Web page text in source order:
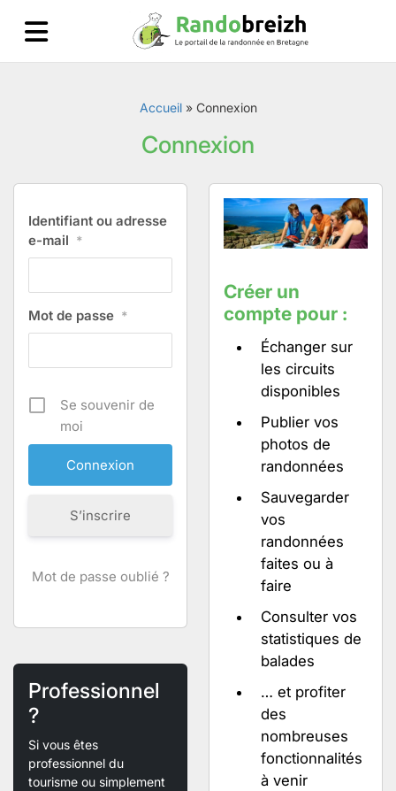
Accueil» Connexion
Connexion
Identifiant ou adresse
e-mail *
Mot de passe *
Se souvenir de
moi
S’inscrire
Mot de passe oublié ?
Professionnel
?
Si vous êtes
professionnel du
tourisme ou simplement
Créer un
compte pour :
Échanger sur
les circuits
disponibles
Publier vos
photos de
randonnées
Sauvegarder
vos
randonnées
faites ou à
faire
Consulter vos
statistiques de
balades
… et profiter
des
nombreuses
fonctionnalités
à venir